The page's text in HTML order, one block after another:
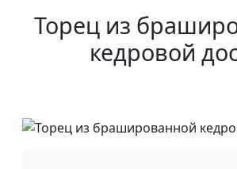
Торец из
кедровой